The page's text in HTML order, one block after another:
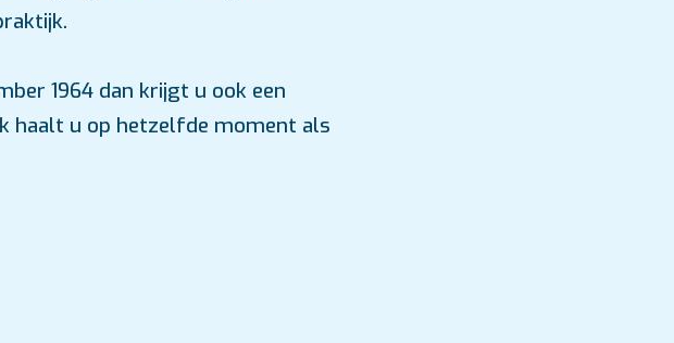
1964 dan krijgt u ook een
haalt u op hetzelfde moment als